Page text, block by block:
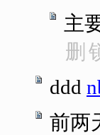
主
删
ddd
前两